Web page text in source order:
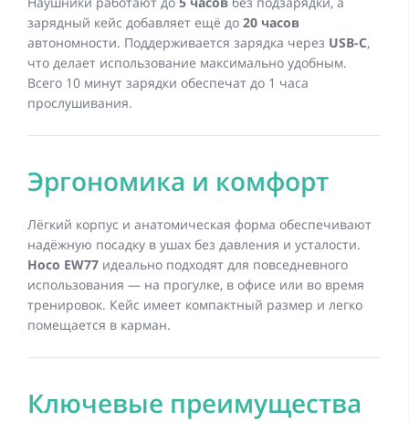
зарядный кейс добавляет ещё до 20 часов
автономности. Поддерживается зарядка через USB-C,
что делает использование максимально удобным.
Всего 10 минут зарядки обеспечат до 1 часа
прослушивания.
Эргономика и комфорт
Лёгкий корпус и анатомическая форма обеспечивают
надёжную посадку в ушах без давления и усталости.
Hoco EW77 идеально подходят для повседневного
использования — на прогулке, в офисе или во время
тренировок. Кейс имеет компактный размер и легко
помещается в карман.
Ключевые преимущества